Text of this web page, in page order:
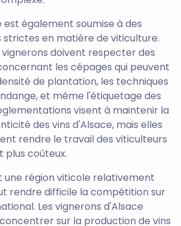
est également soumise à des
en matière de viticulture.
vignerons doivent respecter des
les cépages qui peuvent
de plantation, les techniques
et même l'étiquetage des
visent à maintenir la
des vins d'Alsace, mais elles
rendre le travail des viticulteurs
plus coûteux.
une région viticole relativement
rendre difficile la compétition sur
Les vignerons d'Alsace
sur la production de vins